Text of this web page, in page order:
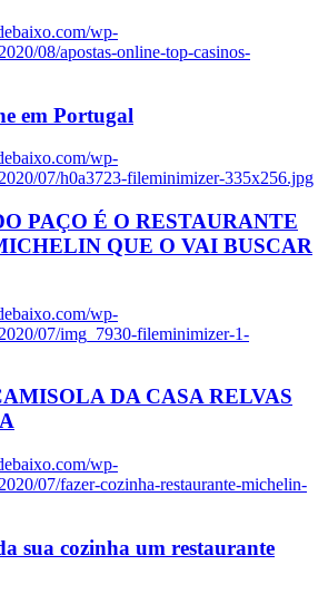
wp-
08/apostas-online-top-casinos-
em Portugal
wp-
07/h0a3723-fileminimizer-335x256.jpg
PAÇO É O RESTAURANTE
QUE O VAI BUSCAR
wp-
07/img_7930-fileminimizer-1-
DA CASA RELVAS
wp-
07/fazer-cozinha-restaurante-michelin-
sua cozinha um restaurante